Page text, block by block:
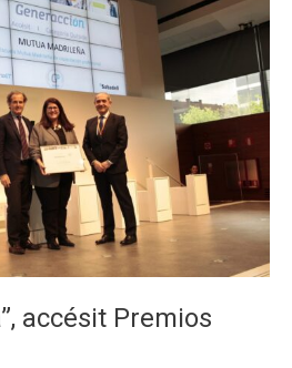
accésit Premios